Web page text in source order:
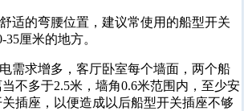
适的弯腰位置，建议常使用的船型开关
厘米的地方。
需求增多，客厅卧室每个墙面，两个船
不多于2.5米，墙角0.6米范围内，至少安
插座，以便造成以后船型开关插座不够